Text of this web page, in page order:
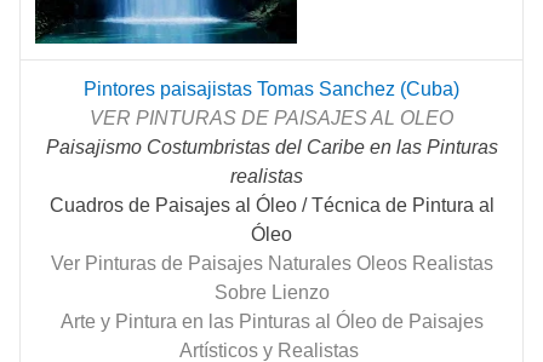
Pintores paisajistas Tomas Sanchez (Cuba)
VER PINTURAS DE PAISAJES AL OLEO
Paisajismo Costumbristas del Caribe en las Pinturas
realistas
Cuadros de Paisajes al Óleo / Técnica de Pintura al
Óleo
Ver Pinturas de Paisajes Naturales Oleos Realistas
Sobre Lienzo
Arte y Pintura en las Pinturas al Óleo de Paisajes
Artísticos y Realistas